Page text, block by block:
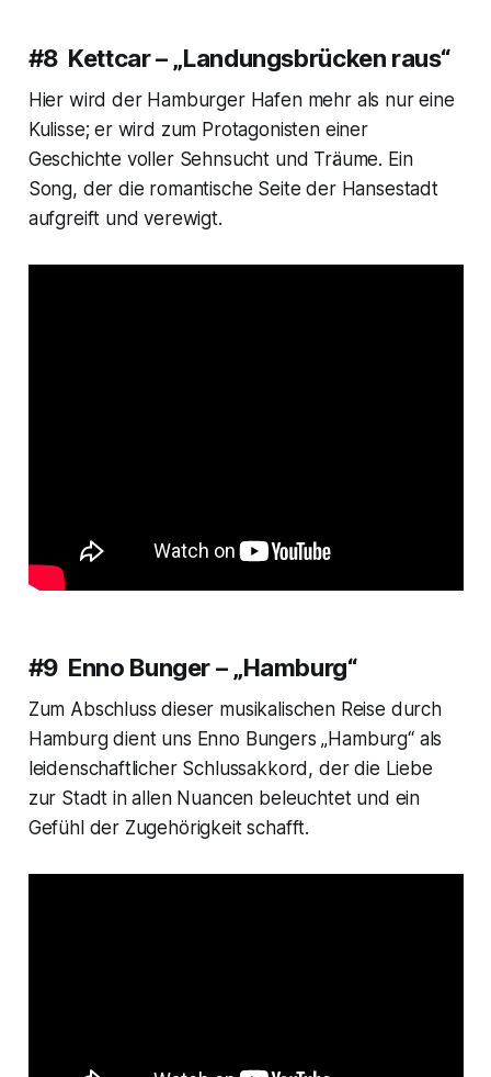
#8 Kettcar – „Landungsbrücken raus“
Hier wird der Hamburger Hafen mehr als nur eine
Kulisse; er wird zum Protagonisten einer
Geschichte voller Sehnsucht und Träume. Ein
Song, der die romantische Seite der Hansestadt
aufgreift und verewigt.
#9 Enno Bunger – „Hamburg“
Zum Abschluss dieser musikalischen Reise durch
Hamburg dient uns Enno Bungers „Hamburg“ als
leidenschaftlicher Schlussakkord, der die Liebe
zur Stadt in allen Nuancen beleuchtet und ein
Gefühl der Zugehörigkeit schafft.